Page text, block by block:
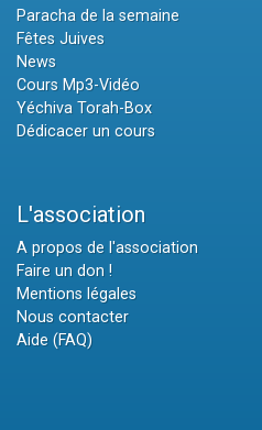
Paracha de la semaine
Fêtes Juives
News
Cours Mp3-Vidéo
Yéchiva Torah-Box
Dédicacer un cours
L'association
A propos de l'association
Faire un don !
Mentions légales
Nous contacter
Aide (FAQ)